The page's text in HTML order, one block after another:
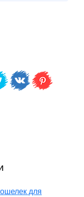
для